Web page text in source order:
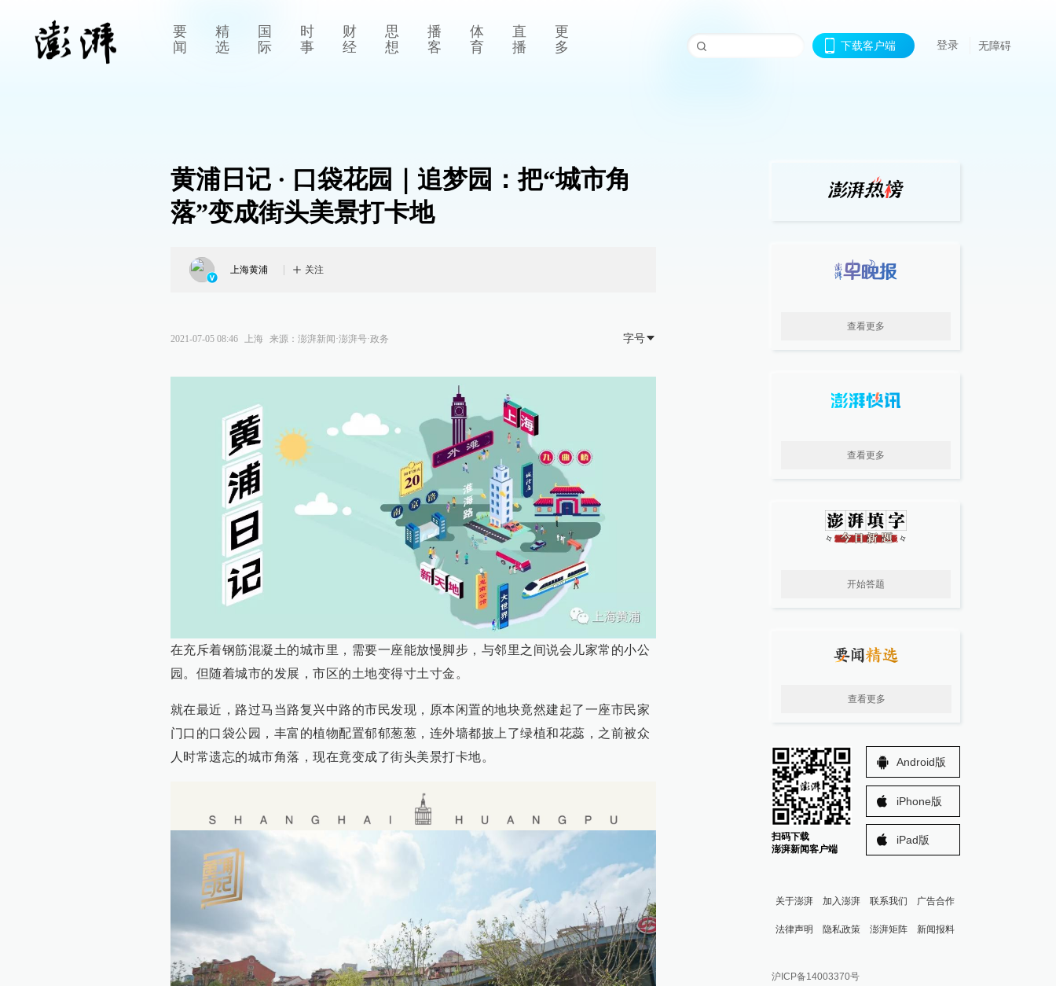
要
闻
精
选
国
际
时
事
财
经
思
想
播
客
体
育
直
播
更
多
下载客户端 登录 无障碍
黄浦日记 · 口袋花园｜追梦园：把“城市角
落”变成街头美景打卡地
上海黄浦 关注
2021-07-05 08:46 上海 来源： 澎湃新闻·澎湃号·政务 字号
在充斥着钢筋混凝土的城市里，需要一座能放慢脚步，与邻里之间说会儿家常的小公
园。但随着城市的发展，市区的土地变得寸土寸金。
就在最近，路过马当路复兴中路的市民发现，原本闲置的地块竟然建起了一座市民家
门口的口袋公园，丰富的植物配置郁郁葱葱，连外墙都披上了绿植和花蕊，之前被众
人时常遗忘的城市角落，现在竟变成了街头美景打卡地。
查看更多
查看更多
开始答题
查看更多
扫码下载
澎湃新闻客户端
Android版
iPhone版
iPad版
关于澎湃 加入澎湃 联系我们 广告合作
法律声明 隐私政策 澎湃矩阵
澎湃新闻公众号
新闻报料
报料邮箱: news@thepaper.cn
沪ICP备14003370号